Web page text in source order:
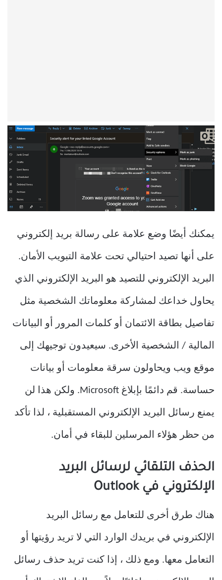
يمكنك أيضًا وضع علامة على رسالة بريد إلكتروني
على أنها تصيد احتيالي تحت علامة التبويب الأمان.
البريد الإلكتروني للتصيد هو البريد الإلكتروني الذي
يحاول خداعك لمشاركة معلوماتك الشخصية مثل
تفاصيل بطاقة الائتمان أو كلمات المرور أو البيانات
المالية / الشخصية الأخرى. سيعيدون توجيهك إلى
موقع ويب ويحاولون سرقة معلومات أو بيانات
حساسة. قم دائمًا بإبلاغ Microsoft. ولكن هذا لن
يمنع رسائل البريد الإلكتروني المستقبلية ، لذا تأكد
من حظر هؤلاء المرسلين للبقاء في أمان.
الحذف التلقائي لرسائل البريد
الإلكتروني في Outlook
هناك طرق أخرى للتعامل مع رسائل البريد
الإلكتروني في بريدك الوارد التي لا تريد رؤيتها أو
التعامل معها. ومع ذلك ، إذا كنت تريد حذف رسائل